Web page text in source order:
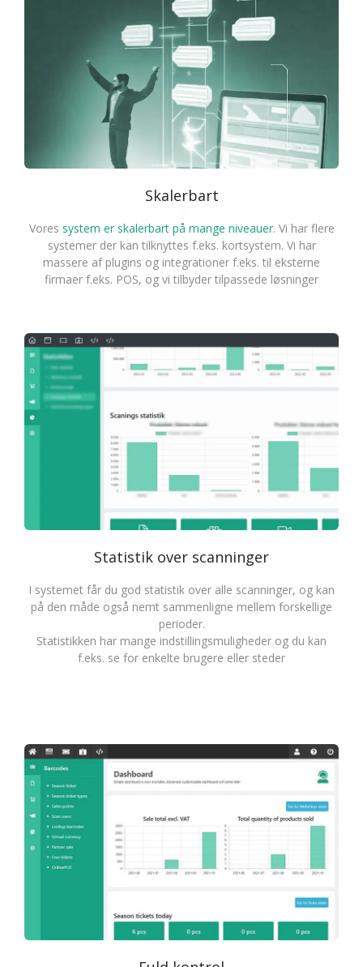
Skalerbart
Vores system er skalerbart på mange niveauer. Vi har flere
systemer der kan tilknyttes f.eks. kortsystem. Vi har
massere af plugins og integrationer f.eks. til eksterne
firmaer f.eks. POS, og vi tilbyder tilpassede løsninger
Statistik over scanninger
I systemet får du god statistik over alle scanninger, og kan
på den måde også nemt sammenligne mellem forskellige
perioder.
Statistikken har mange indstillingsmuligheder og du kan
f.eks. se for enkelte brugere eller steder